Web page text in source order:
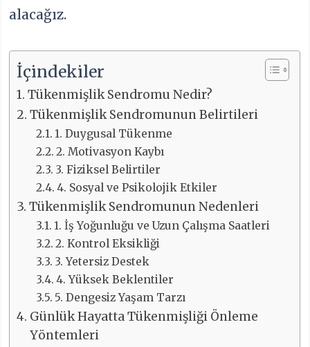
alacağız.
İçindekiler
Tükenmişlik Sendromu Nedir?
Tükenmişlik Sendromunun Belirtileri
1. Duygusal Tükenme
2. Motivasyon Kaybı
3. Fiziksel Belirtiler
4. Sosyal ve Psikolojik Etkiler
Tükenmişlik Sendromunun Nedenleri
1. İş Yoğunluğu ve Uzun Çalışma Saatleri
2. Kontrol Eksikliği
3. Yetersiz Destek
4. Yüksek Beklentiler
5. Dengesiz Yaşam Tarzı
Günlük Hayatta Tükenmişliği Önleme
Yöntemleri